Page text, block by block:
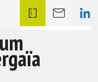
ACTUALITÉS